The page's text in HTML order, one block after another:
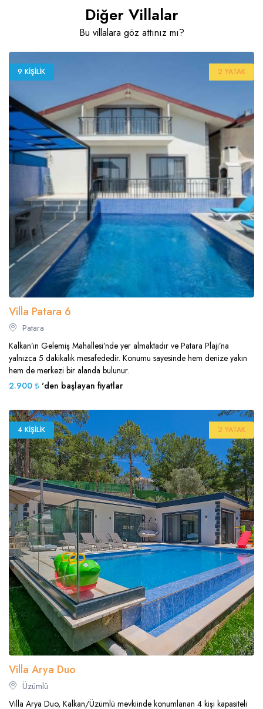
Diğer Villalar
Bu villalara göz attınız mı?
9 KIŞILIK 2 YATAK
Villa Patara 6
Patara
Kalkan’ın Gelemiş Mahallesi’nde yer almaktadır ve Patara Plajı’na
yalnızca 5 dakikalık mesafededir. Konumu sayesinde hem denize yakın
hem de merkezi bir alanda bulunur.
2.900 ₺ 'den başlayan fiyatlar
4 KIŞILIK 2 YATAK
Villa Arya Duo
Üzümlü
Villa Arya Duo, Kalkan/Üzümlü mevkiinde konumlanan 4 kişi kapasiteli